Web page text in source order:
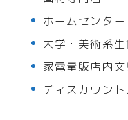
ホームセンター
大学・美術系生
家電量販店内
ディスカウント